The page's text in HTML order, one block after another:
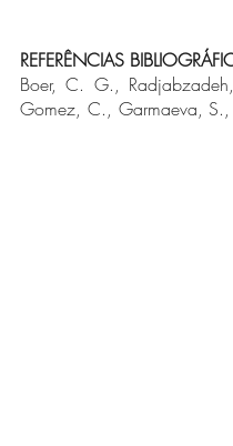
REFERÊNCIAS
Boer, C. G.,
Gomez, C., Garmaeva,